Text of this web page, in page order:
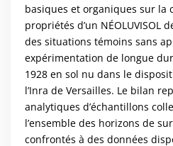
basiques et organiques sur la
propriétés d’un NÉOLUVISOL
des situations témoins sans
expérimentation de longue
1928 en sol nu dans le
l’Inra de Versailles. Le bilan
analytiques d’échantillons
l’ensemble des horizons de
confrontés à des données